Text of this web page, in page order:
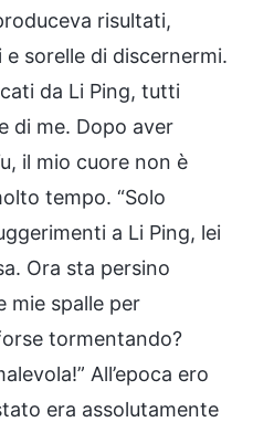
risultati,
sorelle di discernermi.
da Li Ping, tutti
di me. Dopo aver
il mio cuore non è
tempo. “Solo
a Li Ping, lei
Ora sta persino
mie spalle per
tormentando?
All’epoca ero
era assolutamente